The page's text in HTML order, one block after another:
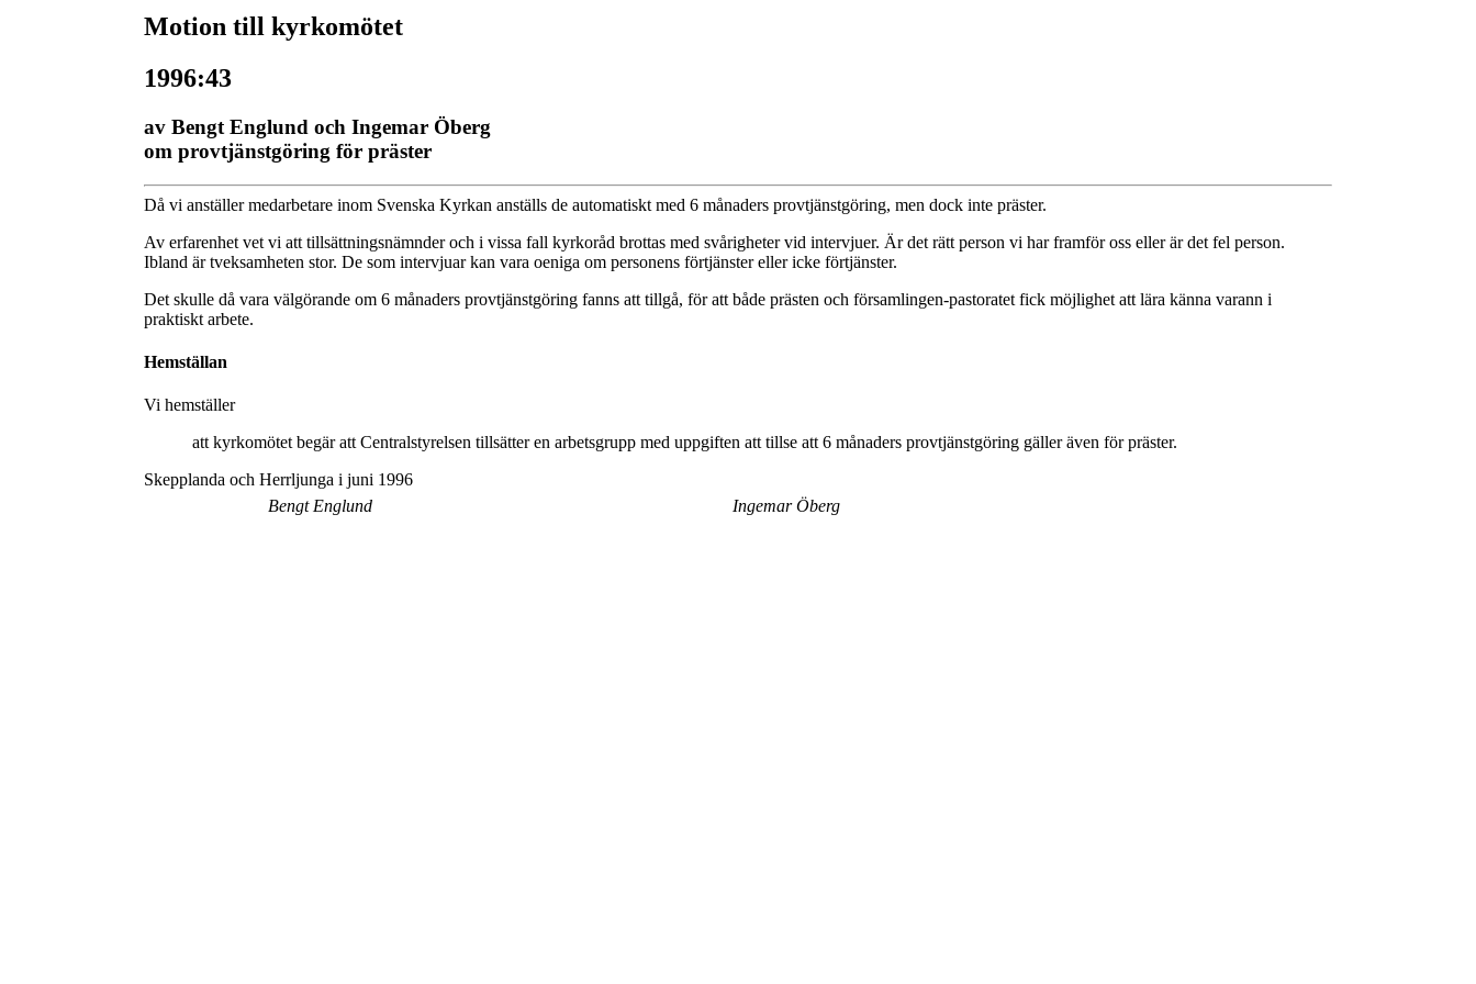
Motion till kyrkomötet
1996:43
av Bengt Englund och Ingemar Öberg
om provtjänstgöring för präster
Då vi anställer medarbetare inom Svenska Kyrkan anställs de automatiskt med 6 månaders provtjänstgöring, men dock inte präster.
Av erfarenhet vet vi att tillsättningsnämnder och i vissa fall kyrkoråd brottas med svårigheter vid intervjuer. Är det rätt person vi har framför oss eller är det fel person.
Ibland är tveksamheten stor. De som intervjuar kan vara oeniga om personens förtjänster eller icke förtjänster.
Det skulle då vara välgörande om 6 månaders provtjänstgöring fanns att tillgå, för att både prästen och församlingen-pastoratet fick möjlighet att lära känna varann i
praktiskt arbete.
Hemställan
Vi hemställer
att kyrkomötet begär att Centralstyrelsen tillsätter en arbetsgrupp med uppgiften att tillse att 6 månaders provtjänstgöring gäller även för präster.
Skepplanda och Herrljunga i juni 1996
Bengt Englund
Ingemar Öberg